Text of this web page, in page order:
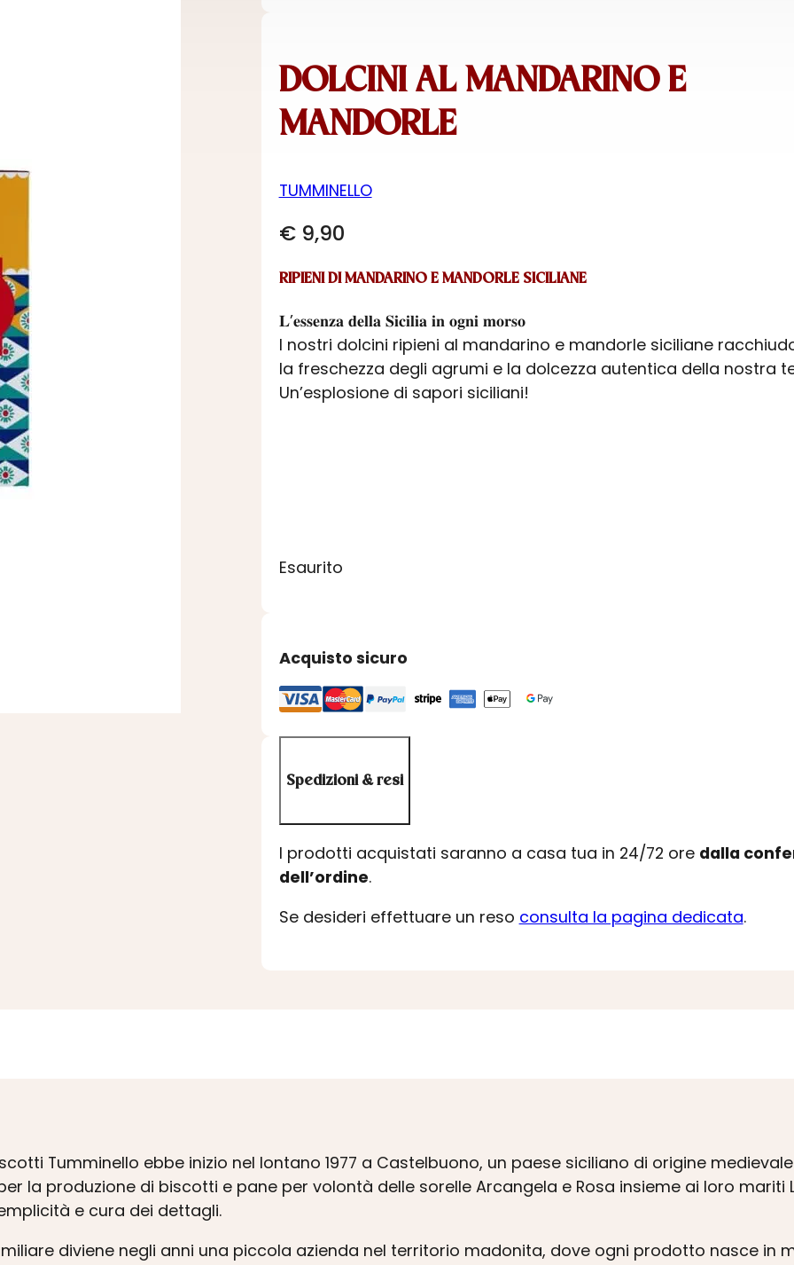
DOLCINI AL MANDARINO E
MANDORLE
TUMMINELLO
€9,90
RIPIENI DI MANDARINO E MANDORLE SICILIANE
𝐋’𝐞𝐬𝐬𝐞𝐧𝐳𝐚 𝐝𝐞𝐥𝐥𝐚 𝐒𝐢𝐜𝐢𝐥𝐢𝐚 𝐢𝐧 𝐨𝐠𝐧𝐢 𝐦𝐨𝐫𝐬𝐨
I nostri dolcini ripieni al mandarino e mandorle siciliane
la freschezza degli agrumi e la dolcezza autentica della nostra
Un’esplosione di sapori siciliani!
Esaurito
Acquisto sicuro
Spedizioni & resi
I prodotti acquistati saranno a casa tua in 24/72 ore dalla
dell’ordine.
Se desideri effettuare un reso consulta la pagina dedicata.
Tumminello ebbe inizio nel lontano 1977 a Castelbuono, un paese siciliano di origine
la produzione di biscotti e pane per volontà delle sorelle Arcangela e Rosa insieme ai loro mariti
e cura dei dettagli.
diviene negli anni una piccola azienda nel territorio madonita, dove ogni prodotto nasce in